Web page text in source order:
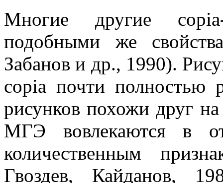
Многие другие
подобными же
Забанов и др., 1990).
copia почти полностью
рисунков похожи друг
МГЭ вовлекаются в
количественным
Гвоздев, Кайданов,